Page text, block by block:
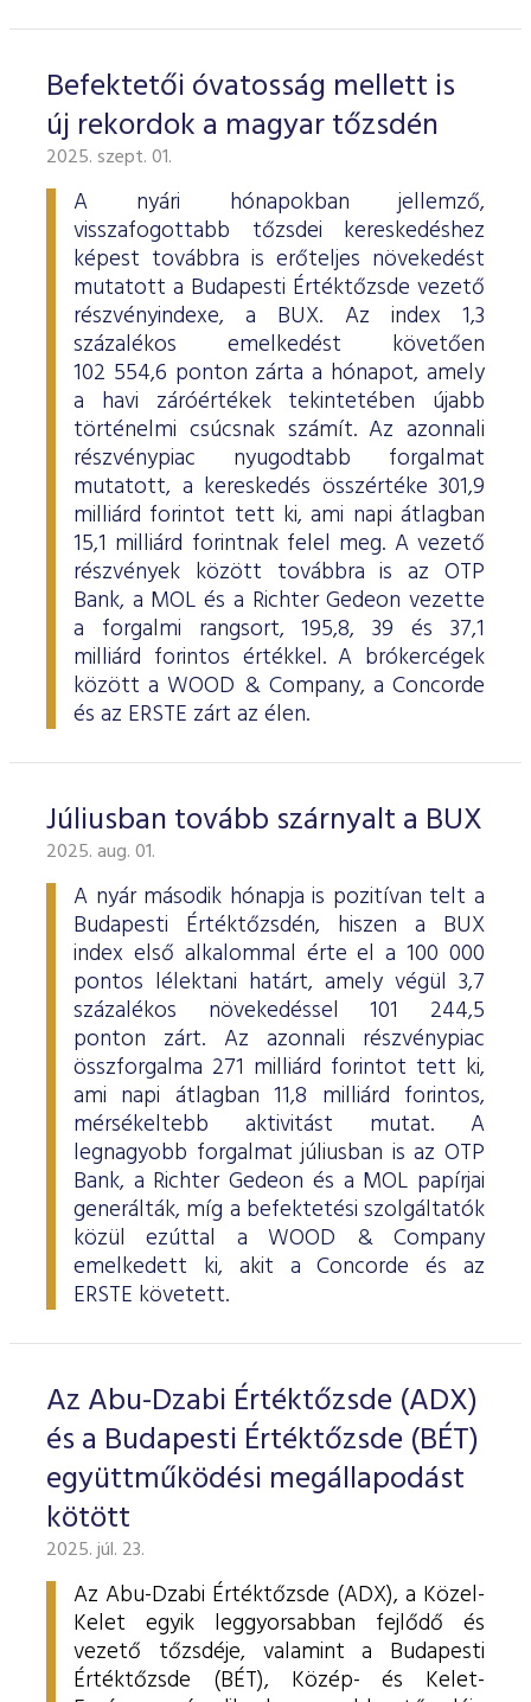
Befektetői óvatosság mellett is
új rekordok a magyar tőzsdén
2025. szept. 01.
A nyári hónapokban jellemző,
visszafogottabb tőzsdei kereskedéshez
képest továbbra is erőteljes növekedést
mutatott a Budapesti Értéktőzsde vezető
részvényindexe, a BUX. Az index 1,3
százalékos emelkedést követően
102 554,6 ponton zárta a hónapot, amely
a havi záróértékek tekintetében újabb
történelmi csúcsnak számít. Az azonnali
részvénypiac nyugodtabb forgalmat
mutatott, a kereskedés összértéke 301,9
milliárd forintot tett ki, ami napi átlagban
15,1 milliárd forintnak felel meg. A vezető
részvények között továbbra is az OTP
Bank, a MOL és a Richter Gedeon vezette
a forgalmi rangsort, 195,8, 39 és 37,1
milliárd forintos értékkel. A brókercégek
között a WOOD & Company, a Concorde
és az ERSTE zárt az élen.
Júliusban tovább szárnyalt a BUX
2025. aug. 01.
A nyár második hónapja is pozitívan telt a
Budapesti Értéktőzsdén, hiszen a BUX
index első alkalommal érte el a 100 000
pontos lélektani határt, amely végül 3,7
százalékos növekedéssel 101 244,5
ponton zárt. Az azonnali részvénypiac
összforgalma 271 milliárd forintot tett ki,
ami napi átlagban 11,8 milliárd forintos,
mérsékeltebb aktivitást mutat. A
legnagyobb forgalmat júliusban is az OTP
Bank, a Richter Gedeon és a MOL papírjai
generálták, míg a befektetési szolgáltatók
közül ezúttal a WOOD & Company
emelkedett ki, akit a Concorde és az
ERSTE követett.
Az Abu-Dzabi Értéktőzsde (ADX)
és a Budapesti Értéktőzsde (BÉT)
együttműködési megállapodást
kötött
2025. júl. 23.
Az Abu-Dzabi Értéktőzsde (ADX), a Közel-
Kelet egyik leggyorsabban fejlődő és
vezető tőzsdéje, valamint a Budapesti
Értéktőzsde (BÉT), Közép- és Kelet-